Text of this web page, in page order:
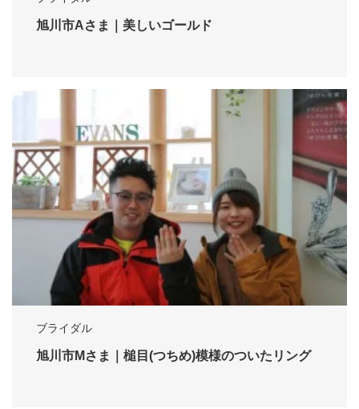
旭川市Aさま｜美しいゴールド
ブライダル
旭川市Mさま｜槌目(つちめ)模様のついたリング